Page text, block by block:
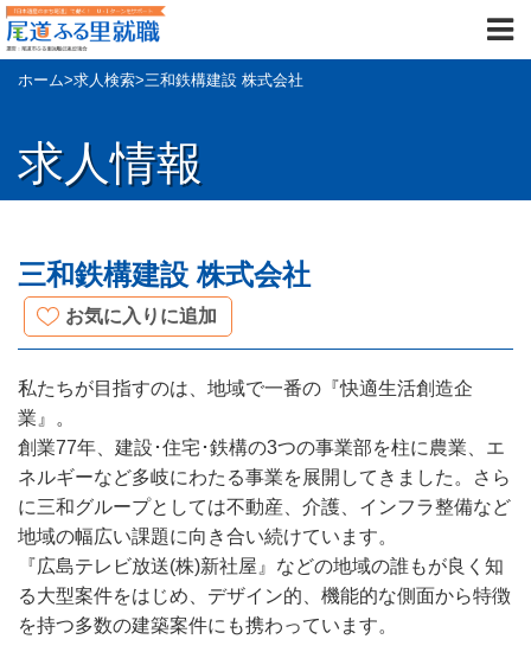
ホーム>求人検索>三和鉄構建設 株式会社
求人情報
三和鉄構建設 株式会社
お気に入りに追加
私たちが目指すのは、地域で一番の『快適生活創造企
業』。
創業77年、建設･住宅･鉄構の3つの事業部を柱に農業、エ
ネルギーなど多岐にわたる事業を展開してきました。さら
に三和グループとしては不動産、介護、インフラ整備など
地域の幅広い課題に向き合い続けています。
『広島テレビ放送(株)新社屋』などの地域の誰もが良く知
る大型案件をはじめ、デザイン的、機能的な側面から特徴
を持つ多数の建築案件にも携わっています。